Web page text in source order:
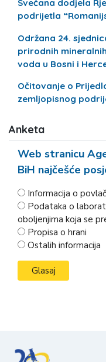
Svečana dodjela
podrijetla
Održana 24.
prirodnih
voda u Bosni i
Očitovanje o
zemljopisnog
Anketa
Web stranicu
BiH najčešće
Informacija o
Podataka o
oboljenjima koja se
Propisa o hrani
Ostalih informacija